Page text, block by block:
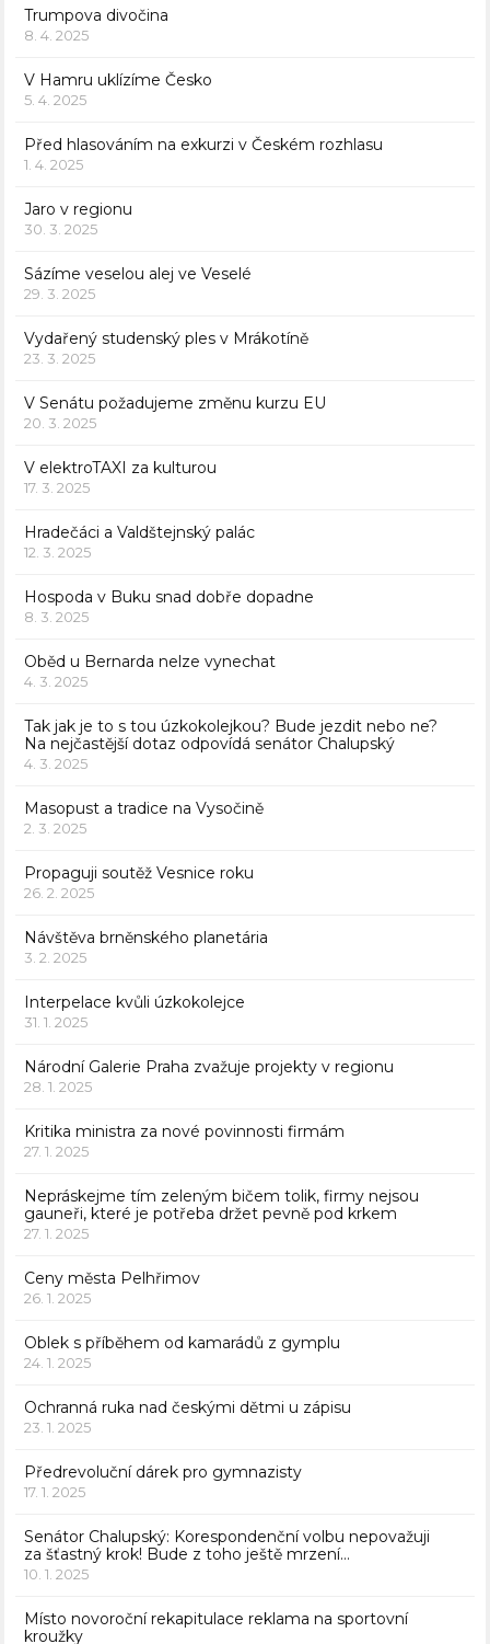
Trumpova divočina
8. 4. 2025
V Hamru uklízíme Česko
5. 4. 2025
Před hlasováním na exkurzi v Českém rozhlasu
1. 4. 2025
Jaro v regionu
30. 3. 2025
Sázíme veselou alej ve Veselé
29. 3. 2025
Vydařený studenský ples v Mrákotíně
23. 3. 2025
V Senátu požadujeme změnu kurzu EU
20. 3. 2025
V elektroTAXI za kulturou
17. 3. 2025
Hradečáci a Valdštejnský palác
12. 3. 2025
Hospoda v Buku snad dobře dopadne
8. 3. 2025
Oběd u Bernarda nelze vynechat
4. 3. 2025
Tak jak je to s tou úzkokolejkou? Bude jezdit nebo ne?
Na nejčastější dotaz odpovídá senátor Chalupský
4. 3. 2025
Masopust a tradice na Vysočině
2. 3. 2025
Propaguji soutěž Vesnice roku
26. 2. 2025
Návštěva brněnského planetária
3. 2. 2025
Interpelace kvůli úzkokolejce
31. 1. 2025
Národní Galerie Praha zvažuje projekty v regionu
28. 1. 2025
Kritika ministra za nové povinnosti firmám
27. 1. 2025
Nepráskejme tím zeleným bičem tolik, firmy nejsou
gauneři, které je potřeba držet pevně pod krkem
27. 1. 2025
Ceny města Pelhřimov
26. 1. 2025
Oblek s příběhem od kamarádů z gymplu
24. 1. 2025
Ochranná ruka nad českými dětmi u zápisu
23. 1. 2025
Předrevoluční dárek pro gymnazisty
17. 1. 2025
Senátor Chalupský: Korespondenční volbu nepovažuji
za šťastný krok! Bude z toho ještě mrzení…
10. 1. 2025
Místo novoroční rekapitulace reklama na sportovní
kroužky